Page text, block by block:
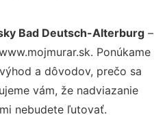
Bad Deutsch-Alterburg –
Ponúkame
a dôvodov, prečo sa
vám, že nadviazanie
nebudete ľutovať.